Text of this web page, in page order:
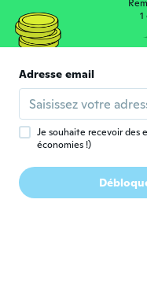
Inscrit
W William
Inscrit depuis
il y a 7 ans
Anna
Inscrit depuis
il y a 7 ans
Adresse email
Je souhaite recevoir des
économies !)